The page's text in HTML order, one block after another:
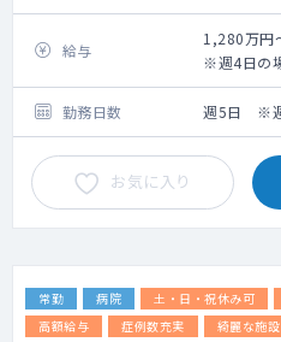
給与
1,280万円
※週4日の
日の場合
※スキルや
って総合
勤務日数 週5日 ※週
お気に入り
常勤 病院 土・日・祝休み可
高額給与
症例数充実 綺麗な施設